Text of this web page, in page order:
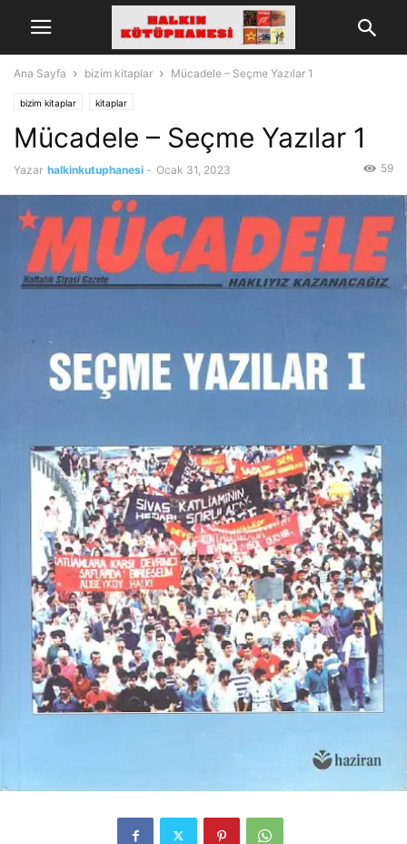
Ana Sayfa bizim kitaplar Mücadele – Seçme Yazılar 1
bizim kitaplar kitaplar
Mücadele – Seçme Yazılar 1
Yazar halkinkutuphanesi - Ocak 31, 2023 59